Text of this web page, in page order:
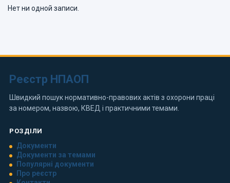
Нет ни одной записи.
Реєстр НПАОП
Швидкий пошук нормативно-правових актів з охорони праці
за номером, назвою, КВЕД і практичними темами.
РОЗДІЛИ
Документи
Документи за темами
Популярні документи
Про реєстр